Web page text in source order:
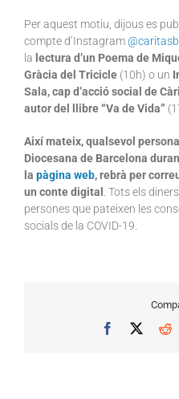
Per aquest motiu, dijous es
compte d’Instagram
la lectura d’un Poema de
Gràcia del Tricicle (10h) o un
Sala, cap d’acció social de
autor del llibre “Va de Vida”
Així mateix, qualsevol
Diocesana de Barcelona
la pàgina web, rebrà per
un conte digital . Tots els
persones que pateixen les
socials de la COVID-19.
Facebook